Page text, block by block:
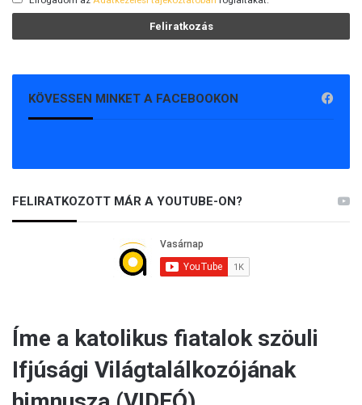
KÖVESSEN MINKET A FACEBOOKON
FELIRATKOZOTT MÁR A YOUTUBE-ON?